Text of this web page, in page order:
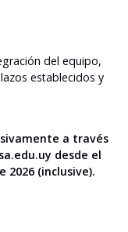
del equipo,
establecidos y
a través
desde el
2026 (inclusive).